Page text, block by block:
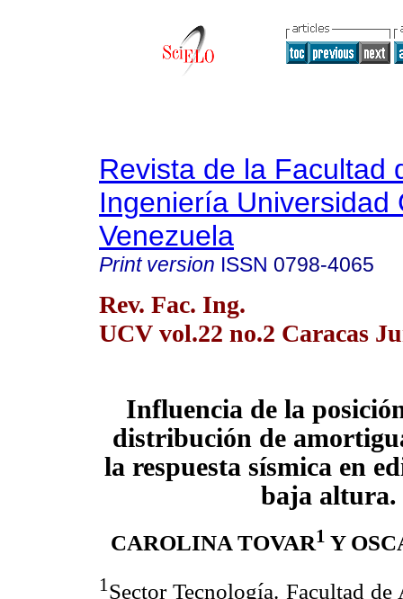
Revista de la Facultad
Ingeniería Universidad
Venezuela
Print version ISSN 0798-4065
Rev. Fac. Ing.
UCV vol.22 no.2 Caracas
Influencia de la
distribución de
la respuesta sísmica en
baja altura.
CAROLINA TOVAR1 Y
1 Sector Tecnología. Facultad